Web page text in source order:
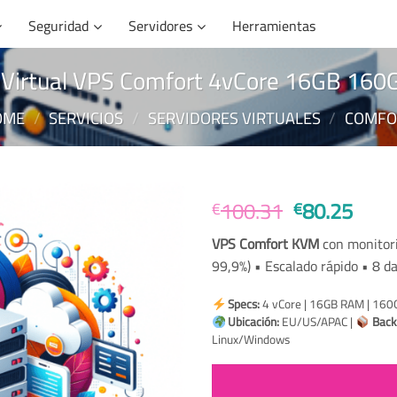
Seguridad Servidores Herramientas
VPS Comfort 4vCore 16GB
/ SERVICIOS / SERVIDORES VIRTUALES /
€100.31 Original
price
was:
€100.31.
€80.25
price
is:
VPS Comfort KVMcon
99,9%) • Escalado rápido • 8
Specs:4 vCore | 16GB RAM |
Ubicación:EU/US/APAC |
Linux/Windows